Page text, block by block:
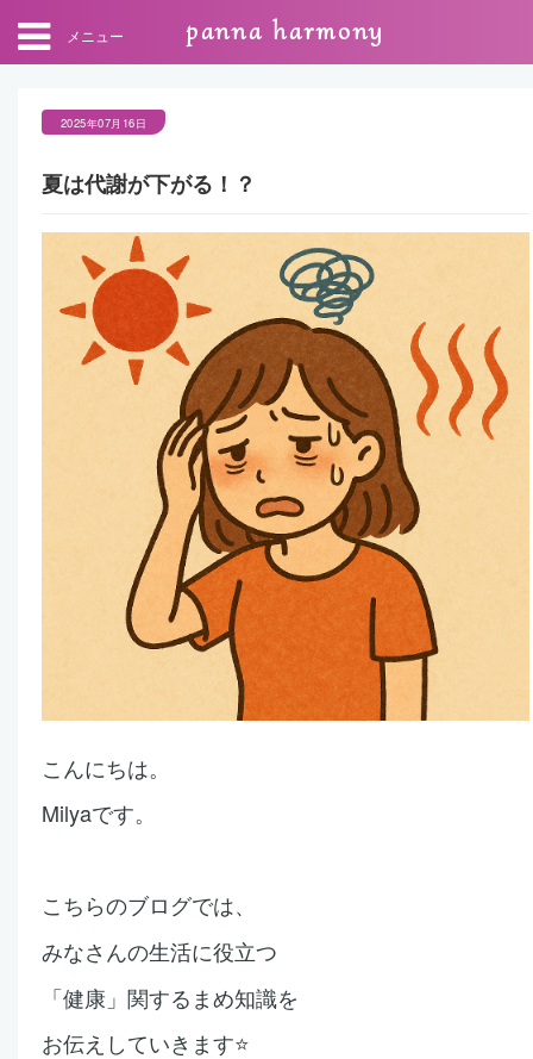
メニュー panna harmony
2025年07月16日
夏は代謝が下がる！？
こんにちは。
Milyaです。
こちらのブログでは、
みなさんの生活に役立つ
「健康」関する まめ知識を
お伝えしていきます⭐